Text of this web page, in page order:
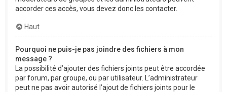
accorder ces accès, vous devez donc les contacter.
Haut
Pourquoi ne puis-je pas joindre des fichiers à mon
message ?
La possibilité d’ajouter des fichiers joints peut être accordée
par forum, par groupe, ou par utilisateur. L’administrateur
peut ne pas avoir autorisé l’ajout de fichiers joints pour le